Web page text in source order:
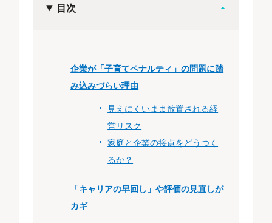
目次
企業が「子育てペナルティ」の問題に踏
み込みづらい理由
見えにくいまま放置される経
営リスク
家庭と企業の接点をどうつく
るか？
「キャリアの早回し」や評価の見直しが
カギ